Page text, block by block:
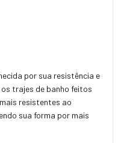
por sua resistência e
trajes de banho feitos
resistentes ao
sua forma por mais